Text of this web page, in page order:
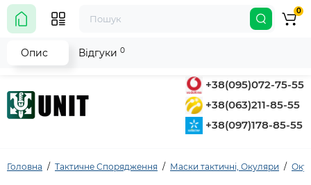
+38(095)072-75-55
+38(063)211-85-55
+38(097)178-85-55
0
Головна Тактичне Спорядження Маски тактичні, Окуляри
Опис Відгуки 0